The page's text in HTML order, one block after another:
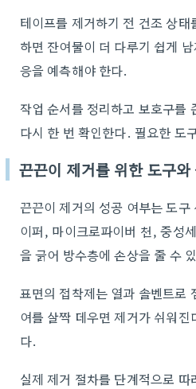
테이프를 제거하기 전 건조 상
하면 잔여물이 더 다루기 쉽게
응을 예측해야 한다.
작업 순서를 정리하고 보호구를
다시 한 번 확인한다. 필요한 도
끈끈이 제거를 위한 도구와
끈끈이 제거의 성공 여부는 도
이퍼, 마이크로파이버 천, 중성
을 긁어 방수층에 손상을 줄 수
표면의 접착제는 열과 솔벤트로
여를 살짝 데우면 제거가 쉬워
다.
실제 제거 절차를 단계적으로